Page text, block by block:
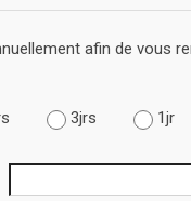
afin de vous
3jrs 1jr